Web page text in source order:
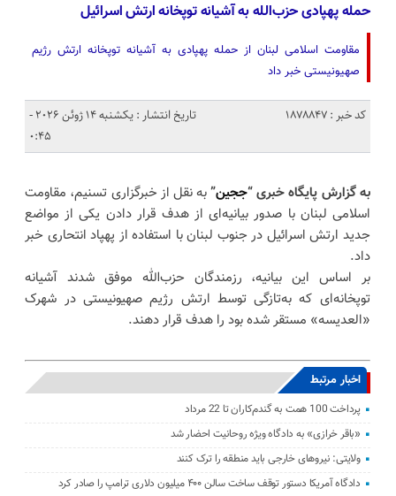
حمله پهپادی حزب‌الله به آشیانه توپخانه‌ ارتش اسرائیل
مقاومت اسلامی لبنان از حمله پهپادی به آشیانه توپخانه‌ ارتش رژیم
صهیونیستی خبر داد
کد خبر : 1878847
تاریخ انتشار : یکشنبه 14 ژوئن 2026 -
0:45
به گزارش پایگاه خبری “ججین”به نقل از خبرگزاری تسنیم، مقاومت
اسلامی لبنان با صدور بیانیه‌ای از هدف قرار دادن یکی از مواضع
جدید ارتش اسرائیل در جنوب لبنان با استفاده از پهپاد انتحاری خبر
داد.
بر اساس این بیانیه، رزمندگان حزب‌الله موفق شدند آشیانه
توپخانه‌ای که به‌تازگی توسط ارتش رژیم صهیونیستی در شهرک
«العدیسه» مستقر شده بود را هدف قرار دهند.
اخبار مرتبط
پرداخت 100 همت به گندم‌کاران تا 22 مرداد
«باقر خرازی» به دادگاه ویژه روحانیت احضار شد
ولایتی: نیرو‌های خارجی باید منطقه را ترک کنند
دادگاه آمریکا دستور توقف ساخت سالن ۴۰۰ میلیون دلاری ترامپ را صادر کرد